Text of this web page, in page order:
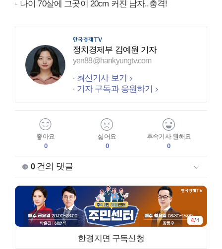
나이 70살에 그곳이 20cm 커진 남자..충격!
정치경제부 김예원 기자
yen88@hankyungtv.com
최신기사 보기
기자 구독과 응원하기
좋아요
0
싫어요
0
후속기사 원해요
0
0건의 댓글
4/4
한경지면 구독신청